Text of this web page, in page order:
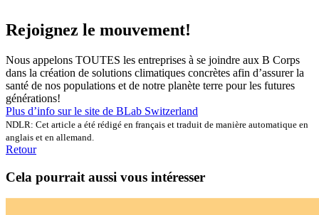
Rejoignez le mouvement!
Nous appelons TOUTES les entreprises à se joindre aux B Corps
dans la création de solutions climatiques concrètes afin d’assurer la
santé de nos populations et de notre planète terre pour les futures
générations!
Plus d’info sur le site de BLab Switzerland
NDLR: Cet article a été rédigé en français et traduit de manière automatique en
anglais et en allemand.
Retour
Cela pourrait aussi vous intéresser